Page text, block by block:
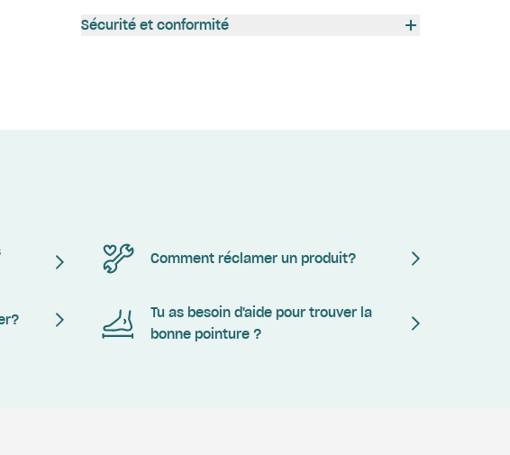
Sécurité et conformité
Comment réclamer un produit?
Tu as besoin d'aide pour trouver la
bonne pointure ?